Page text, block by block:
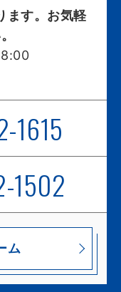
ます。お気軽
1615
1502
ム